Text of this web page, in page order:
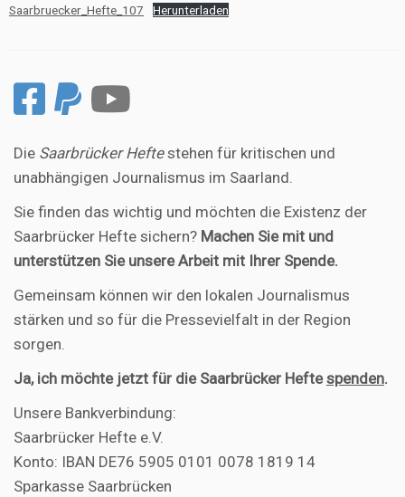
Saarbruecker_Hefte_107 Herunterladen
Die Saarbrücker Heftestehen für kritischen und
unabhängigen Journalismus im Saarland.
Sie finden das wichtig und möchten die Existenz der
Saarbrücker Hefte sichern? Machen Sie mit und
unterstützen Sie unsere Arbeit mit Ihrer Spende.
Gemeinsam können wir den lokalen Journalismus
stärken und so für die Pressevielfalt in der Region
sorgen.
Ja, ich möchte jetzt für die Saarbrücker Heftespenden.
Unsere Bankverbindung:
Saarbrücker Hefte e.V.
Konto: IBAN DE76 5905 0101 0078 1819 14
Sparkasse Saarbrücken